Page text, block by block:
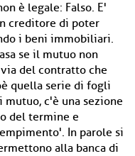
è legale: Falso. E'
creditore di poter
i beni immobiliari.
se il mutuo non
del contratto che
quella serie di fogli
c'è una sezione
del termine e
In parole si
alla banca di